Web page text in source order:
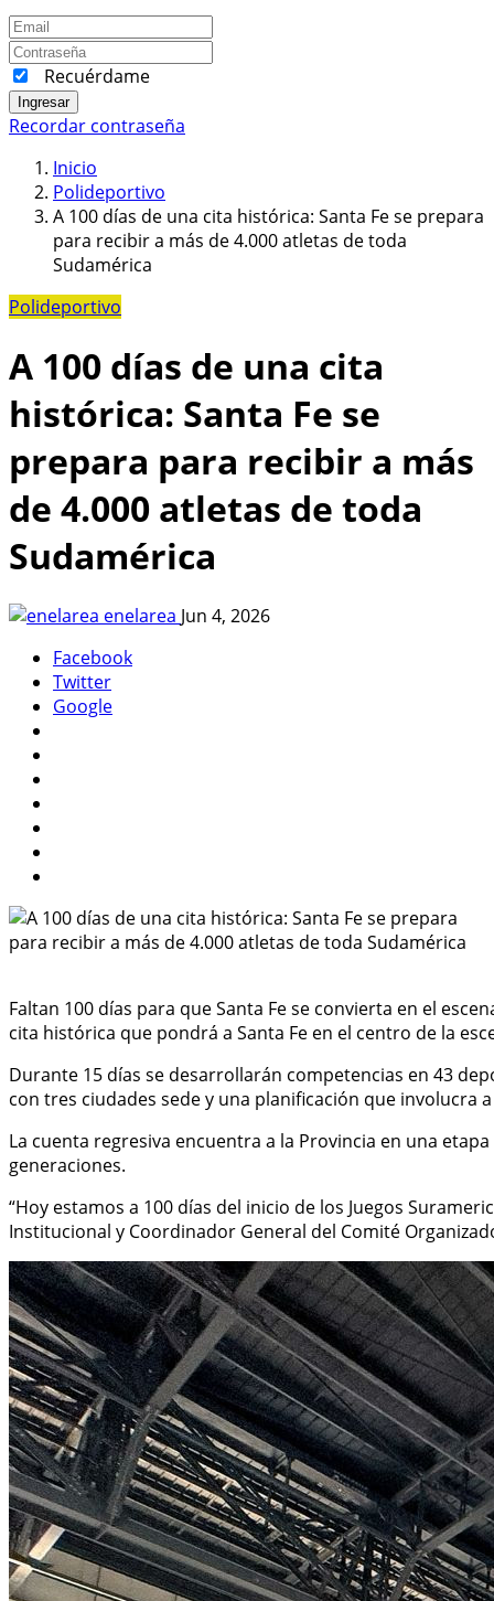
Recuérdame
Ingresar
Recordar contraseña
Inicio
Polideportivo
A 100 días de una cita histórica: Santa Fe se prepara
para recibir a más de 4.000 atletas de toda
Sudamérica
Polideportivo
A 100 días de una cita
histórica: Santa Fe se
prepara para recibir a más
de 4.000 atletas de toda
Sudamérica
enelarea Jun 4, 2026
Facebook
Twitter
Google
Faltan 100 días para que Santa Fe se convierta en el
cita histórica que pondrá a Santa Fe en el centro de la
Durante 15 días se desarrollarán competencias en 43
con tres ciudades sede y una planificación que involucra
La cuenta regresiva encuentra a la Provincia en una
generaciones.
“Hoy estamos a 100 días del inicio de los Juegos
Institucional y Coordinador General del Comité